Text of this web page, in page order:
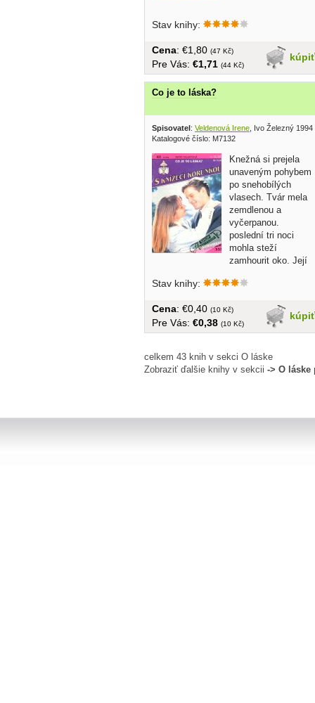
Stav knihy:
kúpiť
Cena: €1,80 (47 Kč)
Pre Vás: €1,71 (44 Kč)
Co je to láska?
Spisovatel : Veldenová Irene , Ivo Železný 1994
Katalogové číslo: M7132
Knežná si prejela
unaveným pohybem
po snehobílých
vlasech. Tvár mela
zemdlenou a
vyčerpanou.
poslední tri noci
mohla steží
zamhourit oko. Její
Stav knihy:
kúpiť
Cena: €0,40 (10 Kč)
Pre Vás: €0,38 (10 Kč)
celkem 43 knih v sekci O láske
Zobraziť ďalšie knihy v sekcii -> O láske